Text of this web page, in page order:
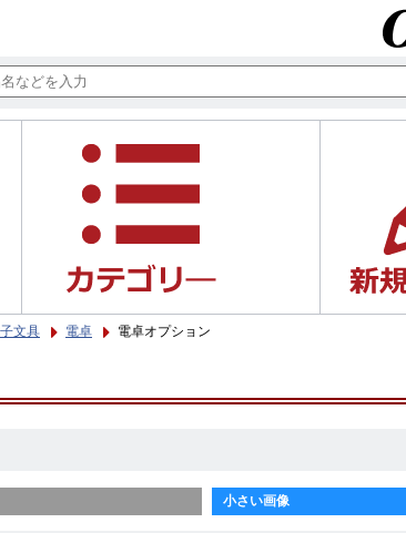
文具 電卓 電卓オプション
小さい画像